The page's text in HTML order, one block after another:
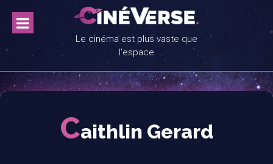
content
Le cinéma est plus vaste que
l'espace
Caithlin Gerard